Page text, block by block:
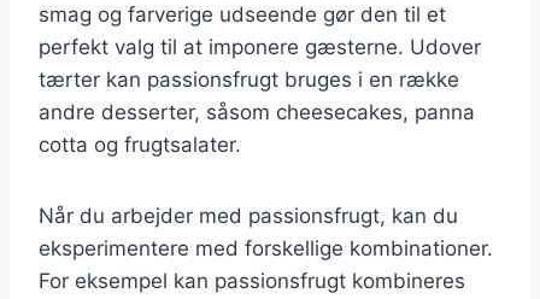
smag og farverige udseende gør den til et
perfekt valg til at imponere gæsterne. Udover
tærter kan passionsfrugt bruges i en række
andre desserter, såsom cheesecakes, panna
cotta og frugtsalater.
Når du arbejder med passionsfrugt, kan du
eksperimentere med forskellige kombinationer.
For eksempel kan passionsfrugt kombineres